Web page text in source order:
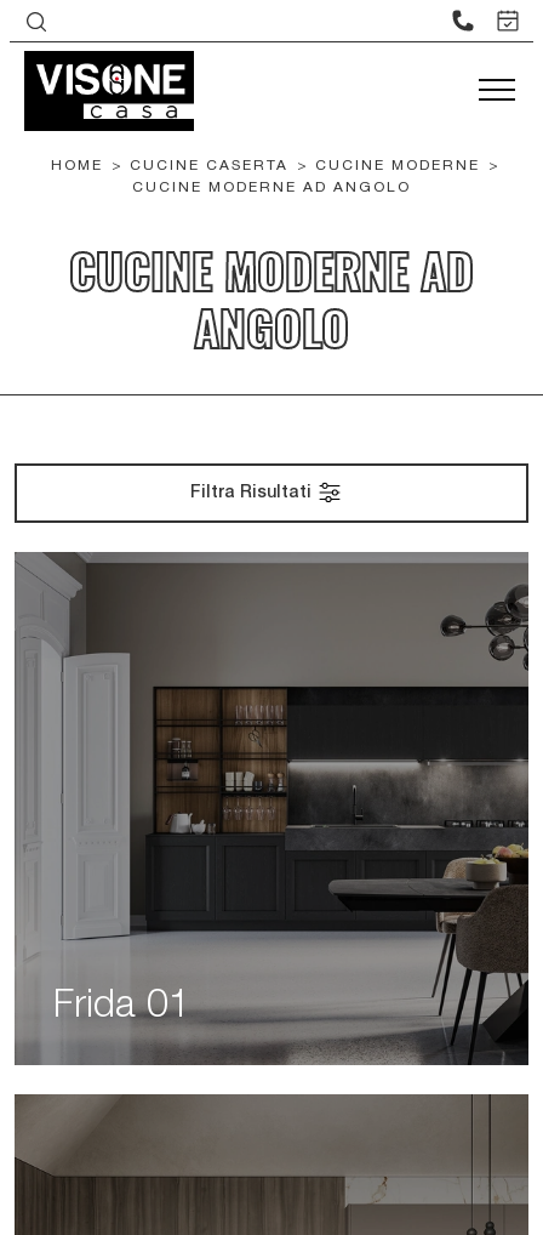
HOME > CUCINE CASERTA > CUCINE MODERNE
>
CUCINE MODERNE AD ANGOLO
CUCINE MODERNE AD
ANGOLO
Filtra Risultati
Frida 01